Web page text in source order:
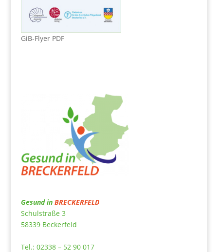
GiB-Flyer PDF
Gesund in BRECKERFELD
Schulstraße 3
58339 Beckerfeld
Tel.: 02338 – 52 90 017